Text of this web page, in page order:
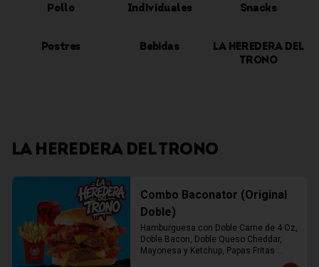
Pollo Individuales Snacks
Postres Bebidas
LA HEREDERA DEL
TRONO
LA HEREDERA DEL TRONO
Combo Baconator (Original
Doble)
Hamburguesa con Doble Carne de 4 Oz,
Doble Bacon, Doble Queso Cheddar,
Mayonesa y Ketchup, Papas Fritas